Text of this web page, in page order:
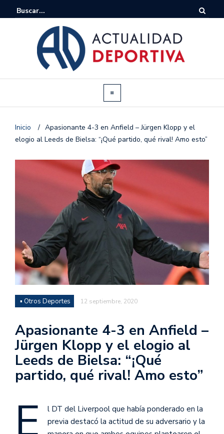
Inicio / Apasionante 4-3 en Anfield – Jürgen Klopp y el
elogio al Leeds de Bielsa: “¡Qué partido, qué rival! Amo esto”
▪ Otros Deportes 12 septiembre, 2020
Apasionante 4-3 en Anfield –
Jürgen Klopp y el elogio al
Leeds de Bielsa: “¡Qué
partido, qué rival! Amo esto”
E
l DT del Liverpool que había ponderado en la
previa destacó la actitud de su adversario y la